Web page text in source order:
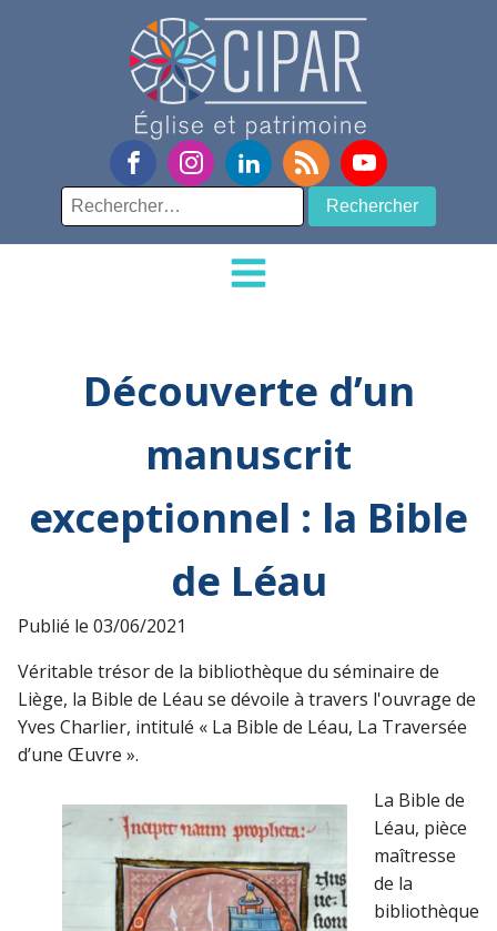
Rechercher :
Découverte d’un
manuscrit
exceptionnel : la Bible
de Léau
Publié le 03/06/2021
Véritable trésor de la bibliothèque du séminaire de
Liège, la Bible de Léau se dévoile à travers l'ouvrage de
Yves Charlier, intitulé « La Bible de Léau, La Traversée
d’une Œuvre ».
La Bible de
Léau, pièce
maîtresse
de la
bibliothèque